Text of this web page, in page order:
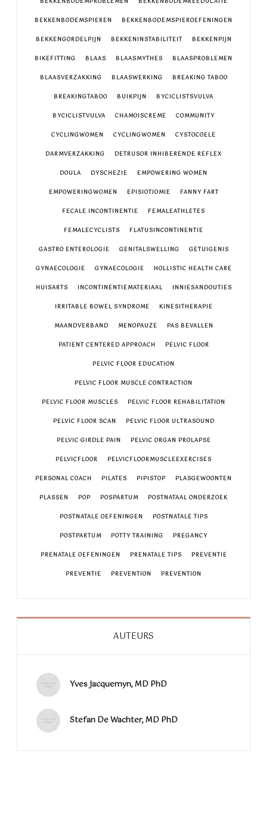
BEKKENBODEMSPIEREN BEKKENBODEMSPIEROEFENINGEN
BEKKENGORDELPIJN BEKKENINSTABILITEIT BEKKENPIJN
BIKEFITTING BLAAS BLAASMYTHES BLAASPROBLEMEN
BLAASVERZAKKING BLAASWERKING BREAKING TABOO
BREAKINGTABOO BUIKPIJN BYCICLISTSVULVA
BYCICLISTVULVA CHAMOISCREME COMMUNITY
CYCLINGWOMEN CYCLINGWOMEN CYSTOCOELE
DARMVERZAKKING DETRUSOR INHIBERENDE REFLEX
DOULA DYSCHEZIE EMPOWERING WOMEN
EMPOWERINGWOMEN EPISIOTIOMIE FANNY FART
FECALE INCONTINENTIE FEMALEATHLETES
FEMALECYCLISTS FLATUSINCONTINENTIE
GASTRO ENTEROLOGIE GENITALSWELLING GETUIGENIS
GYNAECOLOGIE GYNAECOLOGIE HOLLISTIC HEALTH CARE
HUISARTS INCONTINENTIEMATERIAAL INNIESANDOUTIES
IRRITABLE BOWEL SYNDROME KINESITHERAPIE
MAANDVERBAND MENOPAUZE PAS BEVALLEN
PATIENT CENTERED APPROACH PELVIC FLOOR
PELVIC FLOOR EDUCATION
PELVIC FLOOR MUSCLE CONTRACTION
PELVIC FLOOR MUSCLES PELVIC FLOOR REHABILITATION
PELVIC FLOOR SCAN PELVIC FLOOR ULTRASOUND
PELVIC GIRDLE PAIN PELVIC ORGAN PROLAPSE
PELVICFLOOR PELVICFLOORMUSCLEEXERCISES
PERSONAL COACH PILATES PIPISTOP PLASGEWOONTEN
PLASSEN POP POSPARTUM POSTNATAAL ONDERZOEK
POSTNATALE OEFENINGEN POSTNATALE TIPS
POSTPARTUM POTTY TRAINING PREGANCY
PRENATALE OEFENINGEN PRENATALE TIPS PREVENTIE
PREVENTIE PREVENTION PREVENTION
AUTEURS
Yves Jacquemyn, MD PhD
Stefan De Wachter, MD PhD